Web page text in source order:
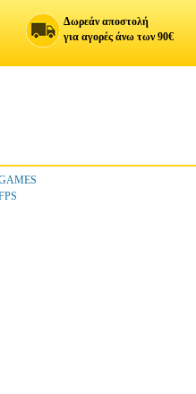
Δωρεάν αποστολή
για αγορές άνω των 90€